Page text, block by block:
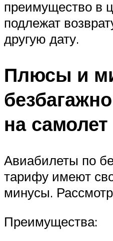
преимущество в
подлежат
другую дату.
Плюсы и
на самолет
Авиабилеты по
тарифу имеют
минусы.
Преимущества: